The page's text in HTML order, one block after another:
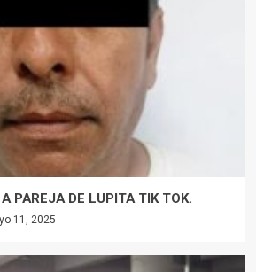
PAREJA DE LUPITA TIK TOK.
11, 2025